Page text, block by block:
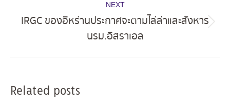
NEXT
post:
IRGC ของอิหร่านประกาศจะตามไล่ล่าและสังหาร
นรม.อิสราเอล
Related posts